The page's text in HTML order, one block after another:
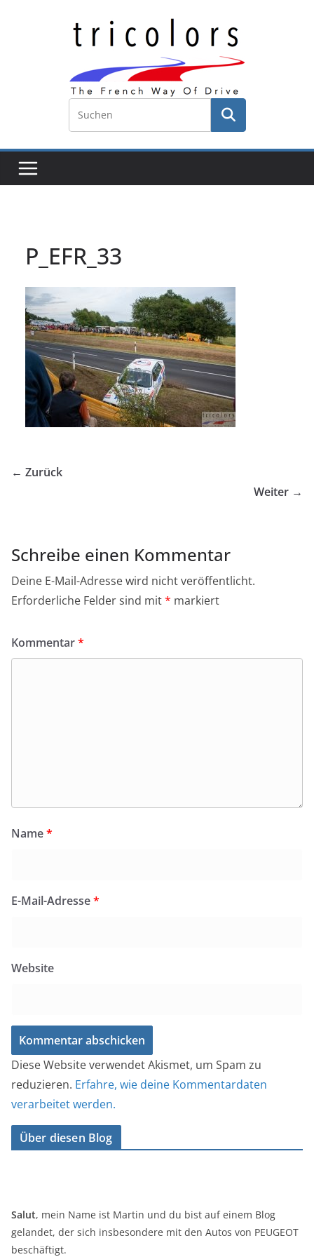
P_EFR_33
← Zurück
Weiter →
Schreibe einen Kommentar
Deine E-Mail-Adresse wird nicht veröffentlicht.
Erforderliche Felder sind mit* markiert
Kommentar*
Name*
E-Mail-Adresse*
Website
Diese Website verwendet Akismet, um Spam zu
reduzieren. Erfahre, wie deine Kommentardaten
verarbeitet werden.
Über diesen Blog
Salut, mein Name ist Martin und du bist auf einem Blog
gelandet, der sich insbesondere mit den Autos von PEUGEOT
beschäftigt.